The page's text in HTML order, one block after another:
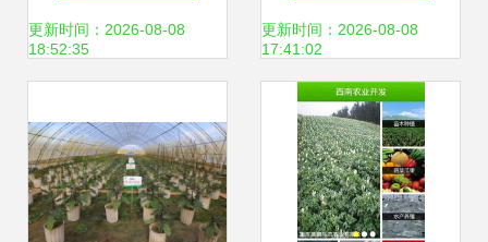
度
更新时间：2026-08-08
18:52:35
更新时间：2026-08-08
17:41:02